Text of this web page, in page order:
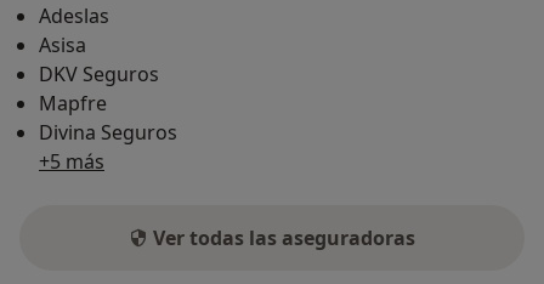
Adeslas
Asisa
DKV Seguros
Mapfre
Divina Seguros
+5 más
Ver todas las aseguradoras